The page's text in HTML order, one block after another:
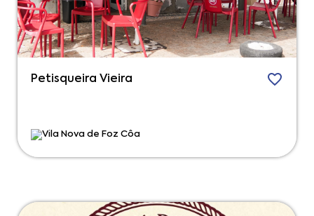
Petisqueira Vieira
Vila Nova de Foz Côa